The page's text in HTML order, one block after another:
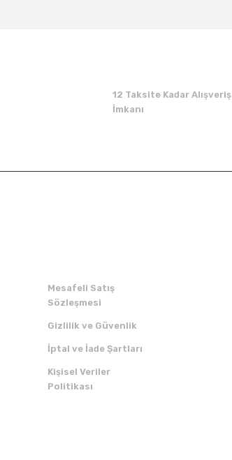
12 Taksite Kadar Alışveriş
İmkanı
Mesafeli Satış
Sözleşmesi
Gizlilik ve Güvenlik
İptal ve İade Şartları
Kişisel Veriler
Politikası